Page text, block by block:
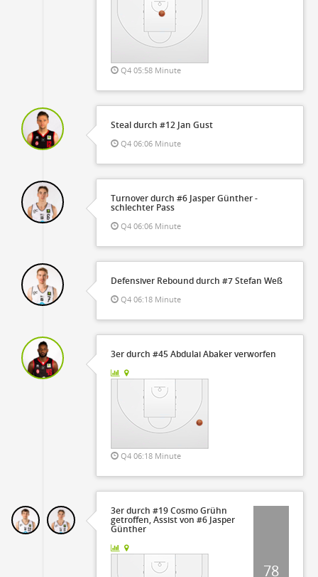
Q4 05:58 Minute
Steal durch #12 Jan Gust
Q4 06:06 Minute
Turnover durch #6 Jasper Günther -
schlechter Pass
Q4 06:06 Minute
Defensiver Rebound durch #7 Stefan Weß
Q4 06:18 Minute
3er durch #45 Abdulai Abaker verworfen
Q4 06:18 Minute
3er durch #19 Cosmo Grühn
getroffen, Assist von #6 Jasper
Günther
78